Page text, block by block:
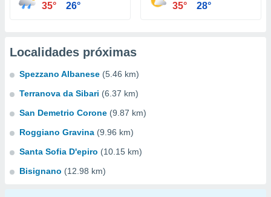
35° 26° 35° 28°
Localidades próximas
Spezzano Albanese (5.46 km)
Terranova da Sibari (6.37 km)
San Demetrio Corone (9.87 km)
Roggiano Gravina (9.96 km)
Santa Sofia D'epiro (10.15 km)
Bisignano (12.98 km)